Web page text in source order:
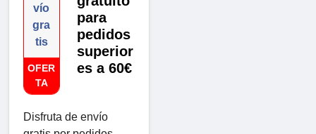
vío
gra
tis
OFER
TA
para
pedidos
superior
es a 60€
Disfruta de envío